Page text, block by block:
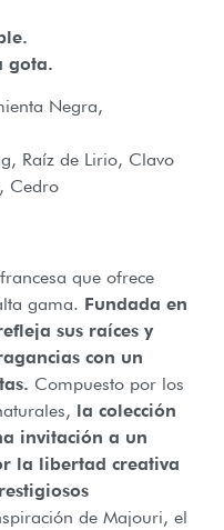
gota.
Negra,
Raíz de Lirio, Clavo
Cedro
que ofrece
gama. Fundada en
sus raíces y
con un
Compuesto por los
la colección
invitación a un
la libertad creativa
de Majouri, el